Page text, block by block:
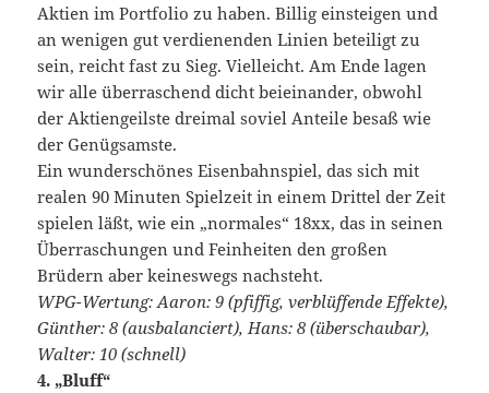
Aktien im Portfolio zu haben. Billig einsteigen und
an wenigen gut verdienenden Linien beteiligt zu
sein, reicht fast zu Sieg. Vielleicht. Am Ende lagen
wir alle überraschend dicht beieinander, obwohl
der Aktiengeilste dreimal soviel Anteile besaß wie
der Genügsamste.
Ein wunderschönes Eisenbahnspiel, das sich mit
realen 90 Minuten Spielzeit in einem Drittel der Zeit
spielen läßt, wie ein „normales“ 18xx, das in seinen
Überraschungen und Feinheiten den großen
Brüdern aber keineswegs nachsteht.
WPG-Wertung: Aaron: 9 (pfiffig, verblüffende Effekte),
Günther: 8 (ausbalanciert), Hans: 8 (überschaubar),
Walter: 10 (schnell)
4. „Bluff“